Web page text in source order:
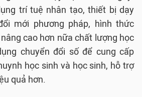
trí tuệ nhân tạo, thiết bị dạy
mới phương pháp, hình thức
cao hơn nữa chất lượng học
chuyển đổi số để cung cấp
học sinh và học sinh, hỗ trợ
quả hơn.